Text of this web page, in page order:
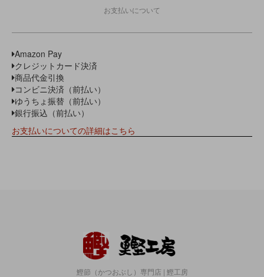
お支払いについて
Amazon Pay
クレジットカード決済
商品代金引換
コンビニ決済（前払い）
ゆうちょ振替（前払い）
銀行振込（前払い）
お支払いについての詳細はこちら
鰹節（かつおぶし）専門店 | 鰹工房